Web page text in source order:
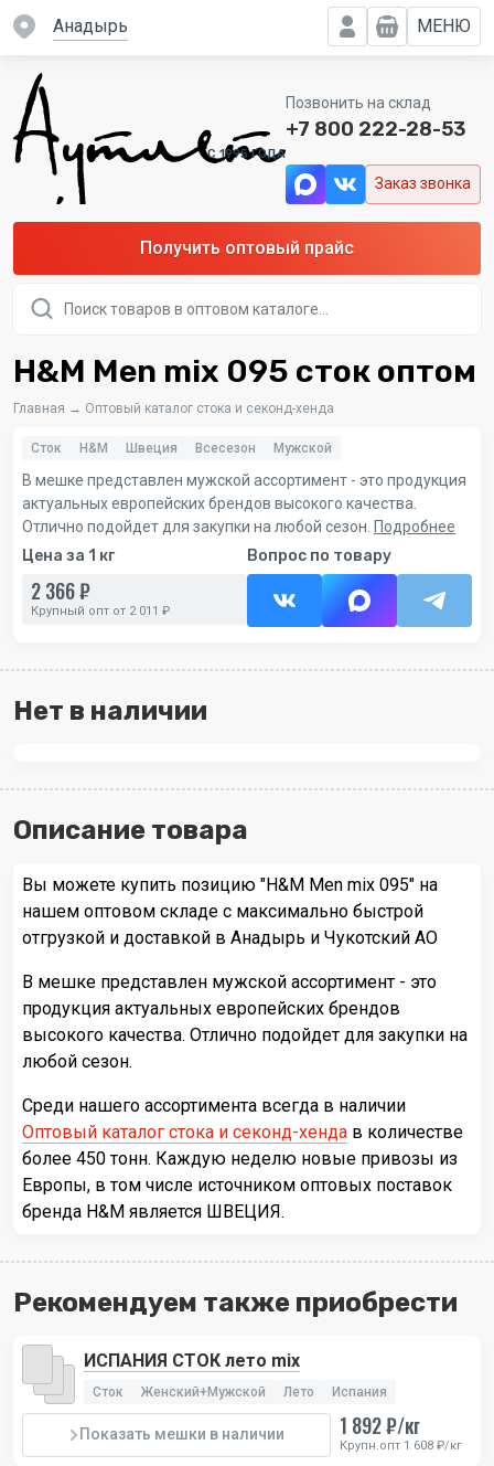
Анадырь МЕНЮ
C 1995 ГОДА
Позвонить на склад
+7 800 222-28-53
Заказ звонка
Получить оптовый прайс
товаров
H&M Men mix 095 сток оптом
Главная → Оптовый каталог стока и секонд-хенда
Сток H&M Швеция Всесезон Мужской
В мешке представлен мужской ассортимент - это продукция
актуальных европейских брендов высокого качества.
Отлично подойдет для закупки на любой сезон. Подробнее
Цена за 1 кг
2 366 ₽
Крупный опт от 2 011 ₽
Вопрос по товару
Нет в наличии
Описание товара
Вы можете купить позицию "H&M Men mix 095" на
нашем оптовом складе с максимально быстрой
отгрузкой и доставкой в Анадырь и Чукотский АО
В мешке представлен мужской ассортимент - это
продукция актуальных европейских брендов
высокого качества. Отлично подойдет для закупки на
любой сезон.
Среди нашего ассортимента всегда в наличии
Оптовый каталог стока и секонд-хенда в количестве
более 450 тонн. Каждую неделю новые привозы из
Европы, в том числе источником оптовых поставок
бренда H&M является ШВЕЦИЯ.
Рекомендуем также приобрести
ИСПАНИЯ СТОК лето mix
Сток Женский+Мужской Лето Испания
Показать мешки в наличии 1 892 ₽/кг
Крупн.опт 1 608 ₽/кг